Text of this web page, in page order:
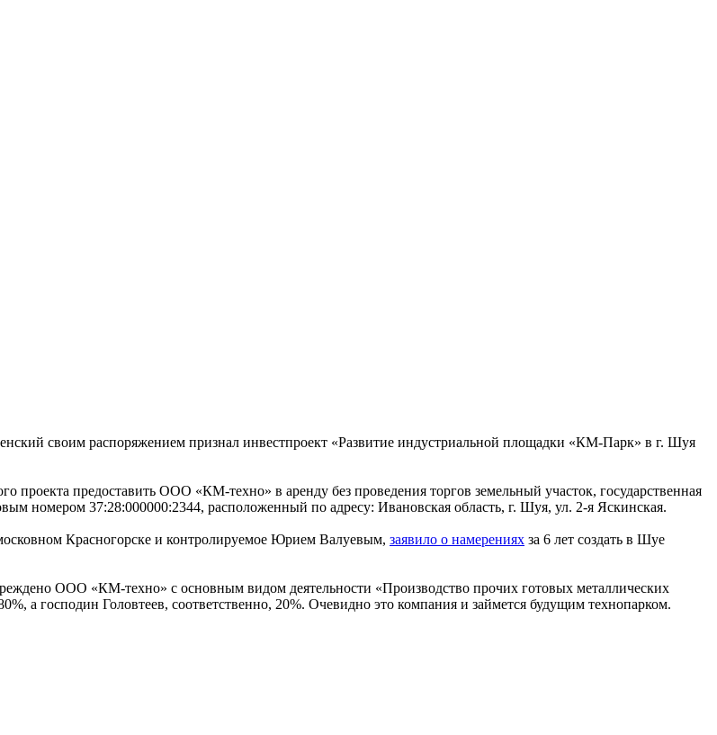
своим распоряжением признал инвестпроект «Развитие индустриальной площадки «КМ-Парк» в г. Шуя
проекта предоставить ООО «КМ-техно» в аренду без проведения торгов земельный участок, государственная
номером 37:28:000000:2344, расположенный по адресу: Ивановская область, г. Шуя, ул. 2-я Яскинская.
Красногорске и контролируемое Юрием Валуевым, заявило о намерениях за 6 лет создать в Шуе
ООО «КМ-техно» с основным видом деятельности «Производство прочих готовых металлических
а господин Головтеев, соответственно, 20%. Очевидно это компания и займется будущим технопарком.